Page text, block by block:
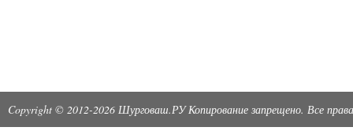
Copyright © 2012-2026 Шурговаш.РУ Копирование запрещено. Все